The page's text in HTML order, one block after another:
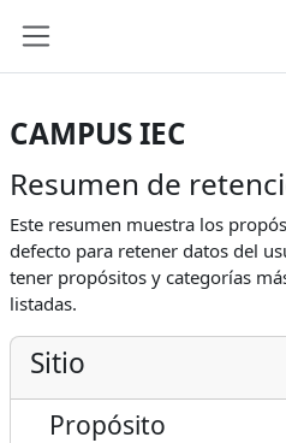
CAMPUS IEC
Resumen de
Este resumen muestra los
defecto para retener datos del
tener propósitos y categorías
listadas.
Sitio
Propósito